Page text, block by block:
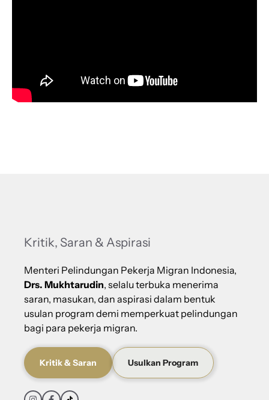
Kritik, Saran & Aspirasi
Menteri Pelindungan Pekerja Migran Indonesia,
Drs. Mukhtarudin, selalu terbuka menerima
saran, masukan, dan aspirasi dalam bentuk
usulan program demi memperkuat pelindungan
bagi para pekerja migran.
Kritik & Saran Usulkan Program